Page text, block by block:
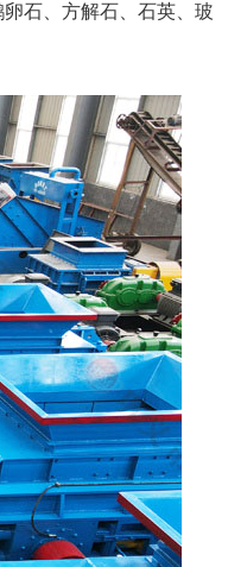
石、方解石、石英、玻